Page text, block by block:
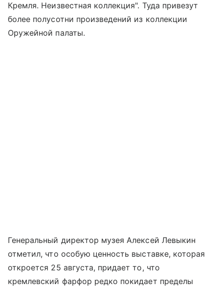
Кремля. Неизвестная коллекция". Туда привезут
более полусотни произведений из коллекции
Оружейной палаты.
Генеральный директор музея Алексей Левыкин
отметил, что особую ценность выставке, которая
откроется 25 августа, придает то, что
кремлевский фарфор редко покидает пределы